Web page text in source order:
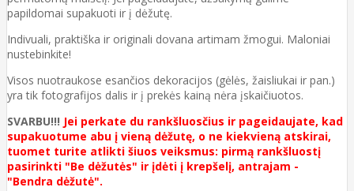
papildomai supakuoti ir į dėžutę.
Indivuali, praktiška ir originali dovana artimam žmogui. Maloniai
nustebinkite!
Visos nuotraukose esančios dekoracijos (gėlės, žaisliukai ir pan.)
yra tik fotografijos dalis ir į prekės kainą nėra įskaičiuotos.
SVARBU!!! Jei perkate du rankšluosčius ir pageidaujate, kad
supakuotume abu į vieną dėžutę, o ne kiekvieną atskirai,
tuomet turite atlikti šiuos veiksmus: pirmą rankšluostį
pasirinkti "Be dėžutės" ir įdėti į krepšelį, antrajam -
"Bendra dėžutė".